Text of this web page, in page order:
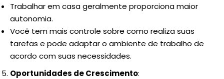
Trabalhar em casa geralmente proporciona maior
autonomia.
Você tem mais controle sobre como realiza suas
tarefas e pode adaptar o ambiente de trabalho de
acordo com suas necessidades.
Oportunidades de Crescimento: